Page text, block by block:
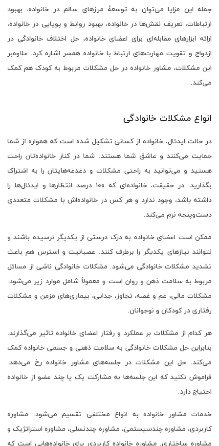
جمله این مزایا می‌توان به توسعۀ مرزهای سالم در خانواده، بهبود
ارتباطات، تعریف نقش‌ها در خانواده، بهبود روابط و پویایی در خانواده،
ارائه ابزارهای مقابله‌ای برای اعضای خانواده، حل اختلاف خانوادگی در
ازدواج و تقویت‌ مهارت‌های ارتباط با خانواده همسر اشاره کرد. علاوه‌بر
این مشکلات، مشاور خانواده در حل مشکلات مربوط به کودک هم کمک
می‌کند.
انواع مشکلات خانوادگی
در حالت ایدئال، خانواده از کسانی تشکیل شده است که همواره از شما
حمایت می‌کنند و عاشق شما هستند. شما در کنار خانواده‌تان راحت
هستید و می‌توانید به راحتی مشکلات و دغدغه‌هایتان را به اشتراک
بگذارید. در حقیقت، خانواده‌ای که ۱۰۰ درصد انتظارها و ایدئال‌ها را
داشته باشد، وجود ندارد و هر کس در خانواده‌اش با مشکلات متعددی
دست‌وپنجه نرم می‌کند.
ممکن است اعضای خانواده به درک درستی از یکدیگر نرسیده باشند و
نتوانند نیازهای یکدیگر را برطرف کنند. عصبانیت و استرس هم باعث
تشدید مشکلات خانوادگی می‌شود. مشکلات خانوادگی ناشی از مسائل
مربوط به سلامت ذهن و روان است و معمولاً شامل موارد زیر می‌شود:
مشکلات مالی، غم و غصه، تجاوز، جدایی، بیماری‌های مزمن و مشکلات
رفتاری در کودکان و نوجوانان.
هر کدام از مشکلات بر عملکرد و رفتار اعضای خانواده تاثیر می‌گذارند.
بنابراین حل مشکلات خانوادگی به سلامت ذهنی و جسمی خانواده کمک
می‌کند. حل این مشکلات در جلسه‌های مشاور خانواده رخ می‌دهد.
فراموش نکنید که این جلسه‌ها به مشارکت یک یا چند عضو از خانواده
احتیاج دارد.
خدمات مشاور خانواده به انواع مختلفی تقسیم می‌شود: مشاوره
کاربردی، مشاوره چندسیستمیَ، مشاوره چندنسلی، مشاوره استراتژیک و
مشاوره ساختاری. مشاوره خانواده کاربردی برای خانواده‌هایی است که